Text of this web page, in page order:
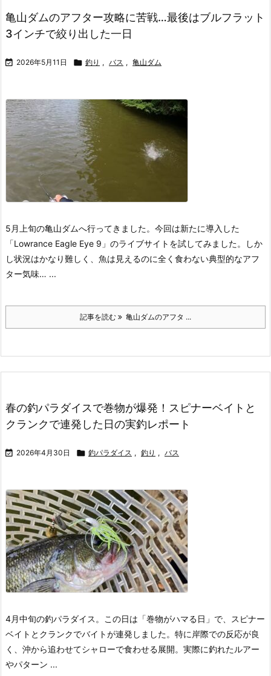
亀山ダムのアフター攻略に苦戦…最後はブルフラット
3インチで絞り出した一日
 2026年5月11日  釣り , バス , 亀山ダム
5月上旬の亀山ダムへ行ってきました。 今回は新たに導入した
「Lowrance Eagle Eye 9」のライブサイトを試してみました。
しか
し状況はかなり難しく、魚は見えるのに全く食わない典型的なアフ
ター気味… ...
記事を読む 亀山ダムのアフタ ...
春の釣パラダイスで巻物が爆発！スピナーベイトと
クランクで連発した日の実釣レポート
 2026年4月30日  釣パラダイス , 釣り , バス
4月中旬の釣パラダイス。
この日は「巻物がハマる日」で、スピナー
ベイトとクランクでバイトが連発しました。 特に岸際での反応が良
く、沖から追わせてシャローで食わせる展開。 実際に釣れたルアー
やパターン ...